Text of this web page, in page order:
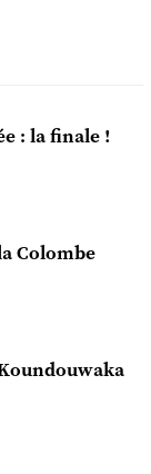
: la finale !
Colombe